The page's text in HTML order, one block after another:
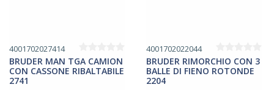
4001702027414
BRUDER MAN TGA CAMION
CON CASSONE RIBALTABILE
2741
4001702022044
BRUDER RIMORCHIO CON 3
BALLE DI FIENO ROTONDE
2204